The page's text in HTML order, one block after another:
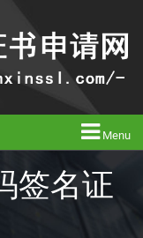
Menu
签名证